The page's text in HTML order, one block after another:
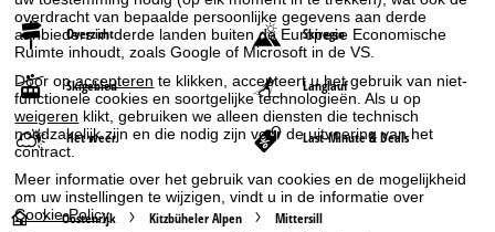
overdracht van bepaalde persoonlijke gegevens aan derde
aanbieders in derde landen buiten de Europese Economische
Ruimte inhoudt, zoals Google of Microsoft in de VS.
Door opaccepteren te klikken, accepteert u het gebruik van niet-
functionele cookies en soortgelijke technologieën. Als u op
weigeren klikt, gebruiken we alleen diensten die technisch
noodzakelijk zijn en die nodig zijn voor de uitvoering van het
contract.
Meer informatie over het gebruik van cookies en de mogelijkheid
om uw instellingen te wijzigen, vindt u in de informatie over
Cookie-Policy.
Overzicht Skiregio
Skigebied Langlauf
Het weer Last-Minute & Deals
S Oostenrijk Kitzbüheler Alpen Mittersill